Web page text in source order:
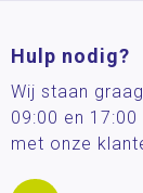
Hulp nodig?
Wij staan
09:00 en
met onze